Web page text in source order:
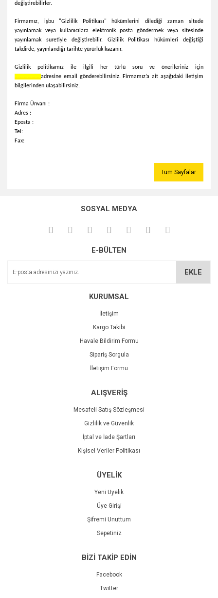
değiştirebilirler.
Firmamız, işbu "Gizlilik Politikası" hükümlerini dilediği zaman sitede
yayınlamak veya kullanıcılara elektronik posta göndermek veya sitesinde
yayınlamak suretiyle değiştirebilir. Gizlilik Politikası hükümleri değiştiği
takdirde, yayınlandığı tarihte yürürlük kazanır.
Gizlilik politikamız ile ilgili her türlü soru ve önerileriniz için
………………..adresine email gönderebilirsiniz. Firmamız’a ait aşağıdaki iletişim
bilgilerinden ulaşabilirsiniz.
Firma Ünvanı :
Adres :
Eposta :
Tel:
Fax:
Tüm Sayfalar
SOSYAL MEDYA
E-BÜLTEN
EKLE
KURUMSAL
İletişim
Kargo Takibi
Havale Bildirim Formu
Sipariş Sorgula
İletişim Formu
ALIŞVERİŞ
Mesafeli Satış Sözleşmesi
Gizlilik ve Güvenlik
İptal ve İade Şartları
Kişisel Veriler Politikası
ÜYELİK
Yeni Üyelik
Üye Girişi
Şifremi Unuttum
Sepetiniz
BİZİ TAKİP EDİN
Facebook
Twitter